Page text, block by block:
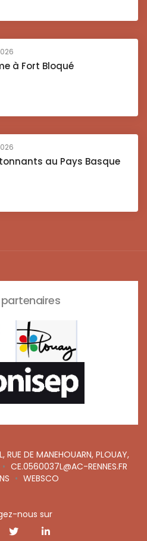
à Fort Bloqué
au Pays Basque
partenaires
RUE DE MANEHOUARN, PLOUAY,
• CE.0560037L@AC-RENNES.FR
• WEBSCO
nous sur